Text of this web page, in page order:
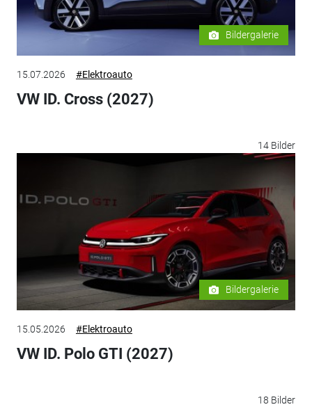
Bildergalerie
15.07.2026 #Elektroauto
VW ID. Cross (2027)
14 Bilder
Bildergalerie
15.05.2026 #Elektroauto
VW ID. Polo GTI (2027)
18 Bilder